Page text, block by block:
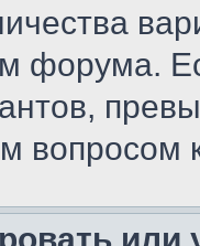
форума.
вопросом